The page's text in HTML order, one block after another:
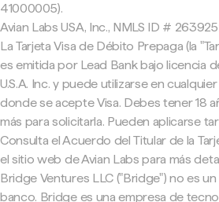
41000005).
Avian Labs USA, Inc., NMLS ID #
La Tarjeta Visa de Débito Prepaga (la
es emitida por Lead Bank bajo licencia
U.S.A. Inc. y puede utilizarse en
donde se acepte Visa. Debes tener 18
más para solicitarla. Pueden aplicarse
Consulta el Acuerdo del Titular de la
el sitio web de Avian Labs para más
Bridge Ventures LLC ("Bridge") no es un
banco. Bridge es una empresa de